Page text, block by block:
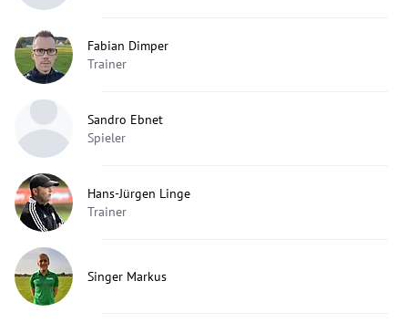
Fabian Dimper
Trainer
Sandro Ebnet
Spieler
Hans-Jürgen Linge
Trainer
Singer Markus